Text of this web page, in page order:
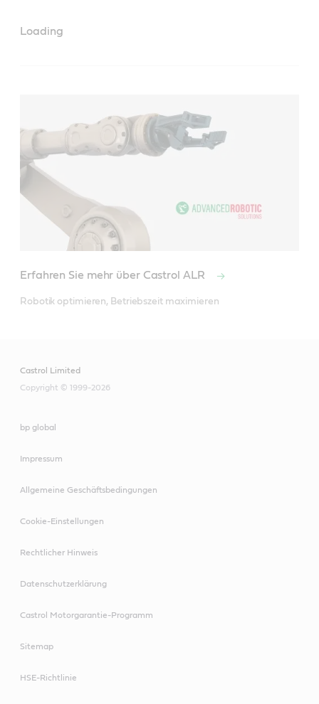
Loading
Erfahren Sie mehr über Castrol ALR
Robotik optimieren, Betriebszeit maximieren
Castrol Limited
Copyright © 1999-2026
bp global
Impressum
Allgemeine Geschäftsbedingungen
Cookie-Einstellungen
Rechtlicher Hinweis
Datenschutzerklärung
Castrol Motorgarantie-Programm
Sitemap
HSE-Richtlinie